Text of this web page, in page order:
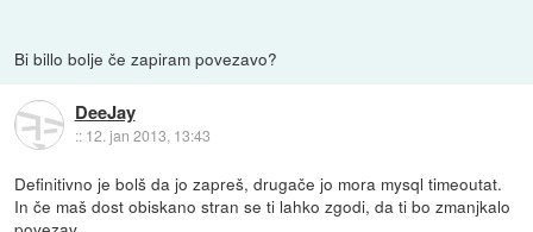
Bi billo bolje če zapiram povezavo?
DeeJay
:: 12. jan 2013, 13:43
Definitivno je bolš da jo zapreš, drugače jo mora mysql timeoutat.
In če maš dost obiskano stran se ti lahko zgodi, da ti bo zmanjkalo